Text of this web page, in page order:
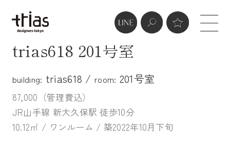
trias618 201号室
building: trias618 / room: 201号室
87,000（管理費込）
JR山手線 新大久保駅 徒歩10分
10.12㎡ / ワンルーム / 築2022年10月下旬